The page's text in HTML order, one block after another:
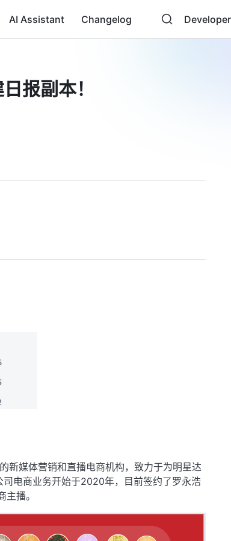
AI Assistant Changelog
报副本！
新媒体营销和直播电商机构，致力于为明星达
电商业务开始于2020年，目前签约了罗永浩
播。